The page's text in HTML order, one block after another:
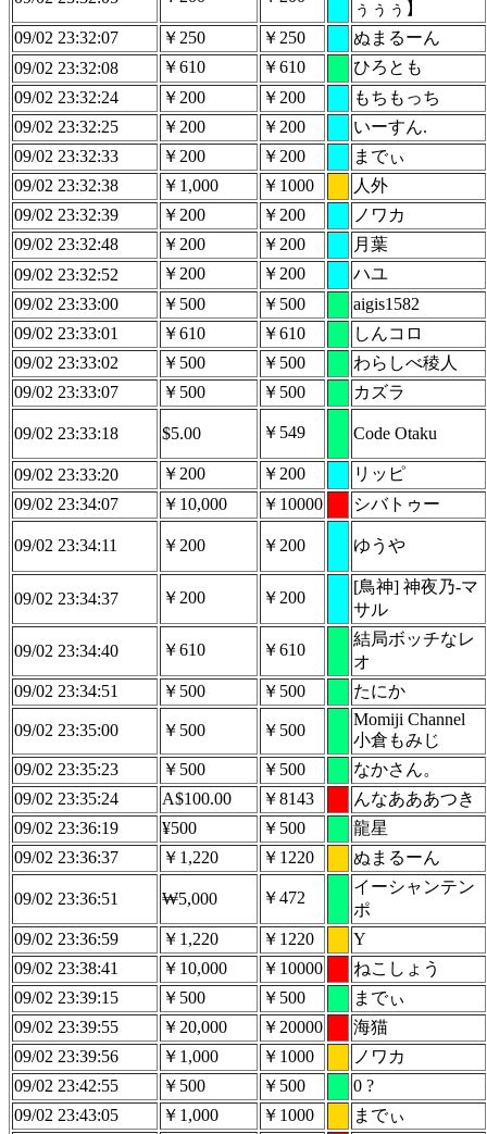
ぅぅぅ】
09/02 23:32:07
￥250 ￥250
ぬまるーん
09/02 23:32:08
￥610 ￥610
ひろとも
09/02 23:32:24
￥200 ￥200
もちもっち
09/02 23:32:25
￥200 ￥200
いーすん.
09/02 23:32:33
￥200 ￥200
までぃ
09/02 23:32:38
￥1,000 ￥1000
人外
09/02 23:32:39
￥200 ￥200
ノワカ
09/02 23:32:48
￥200 ￥200
月葉
09/02 23:32:52
￥200 ￥200
ハユ
09/02 23:33:00
￥500 ￥500
aigis1582
09/02 23:33:01
￥610 ￥610
しんコロ
09/02 23:33:02
￥500 ￥500
わらしべ稜人
09/02 23:33:07
￥500 ￥500 カズラ
09/02 23:33:18 $5.00 ￥549 Code Otaku
09/02 23:33:20 ￥200 ￥200
リッピ
09/02 23:34:07
￥10,000 ￥10000 シバトゥー
09/02 23:34:11 ￥200 ￥200 ゆうや
09/02 23:34:37 ￥200 ￥200
[鳥神] 神夜乃-マ
サル
09/02 23:34:40 ￥610 ￥610
結局ボッチなレ
オ
09/02 23:34:51
￥500 ￥500 たにか
09/02 23:35:00 ￥500 ￥500
Momiji Channel
小倉もみじ
09/02 23:35:23
￥500 ￥500
なかさん。
09/02 23:35:24
A$100.00 ￥8143
んなあああつき
09/02 23:36:19
¥500 ￥500
龍星
09/02 23:36:37
￥1,220 ￥1220 ぬまるーん
09/02 23:36:51 ₩5,000 ￥472
イーシャンテン
ポ
09/02 23:36:59
￥1,220 ￥1220
Y
09/02 23:38:41
￥10,000 ￥10000
ねこしょう
09/02 23:39:15
￥500 ￥500
までぃ
09/02 23:39:55
￥20,000 ￥20000
海猫
09/02 23:39:56
￥1,000 ￥1000
ノワカ
09/02 23:42:55
￥500 ￥500
0 ?
09/02 23:43:05
￥1,000 ￥1000
までぃ